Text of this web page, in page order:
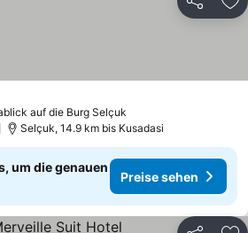
Teilen
auf die Burg Selçuk
Selçuk, 14.9 km bis Kusadasi
um die genauen
Preise sehen